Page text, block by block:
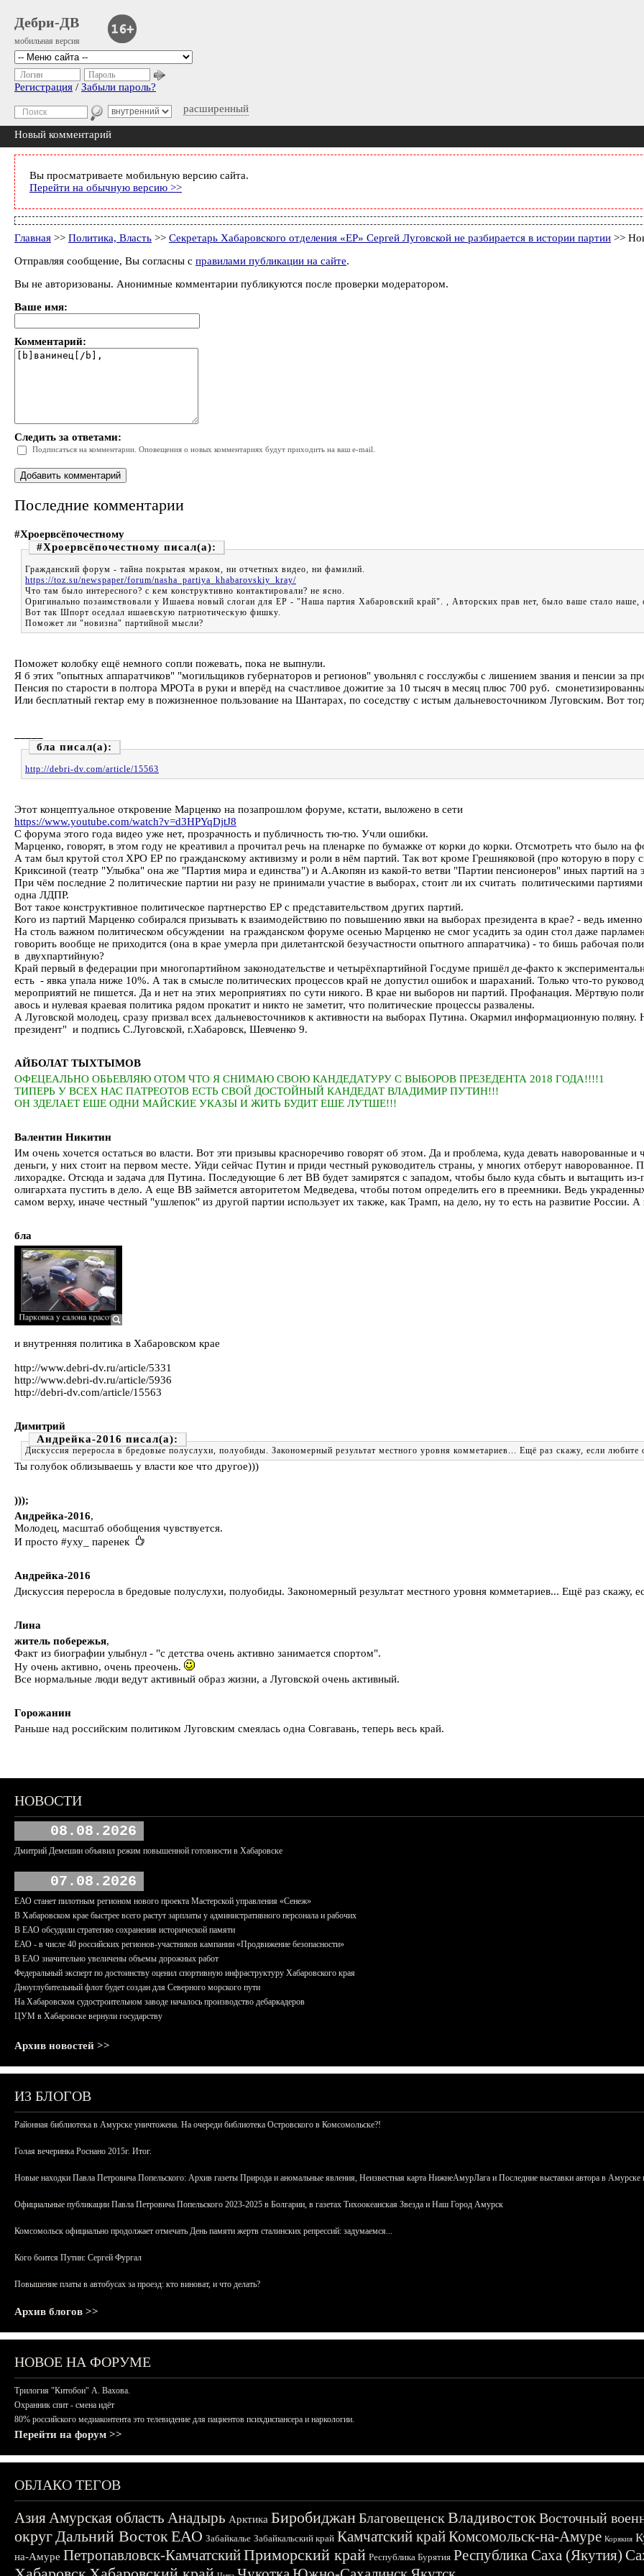
Дебри-ДВ
мобильная версия
расширенный
Логин Пароль
Регистрация / Забыли пароль?
Новый комментарий
Вы просматриваете мобильную версию сайта.
Перейти на обычную версию >>
Главная >> Политика, Власть >> Секретарь Хабаровского отделения «ЕР» Сергей Луговской не разбирается в истории партии >>
Отправляя сообщение, Вы согласны с правилами публикации на сайте.
Вы не авторизованы. Анонимные комментарии публикуются после проверки модератором.
Ваше имя:
Комментарий:
Следить за ответами:
Подписаться на комментарии. Оповещения о новых комментариях будут приходить на ваш e-mail.
Последние комментарии
#Хроервсёпочестному
#Хроервсёпочестному
Гражданский форум - тайна покрытая мраком, ни отчетных видео, ни фамилий.
https://toz.su/newspaper/forum/nasha_partiya_khabarovskiy_kray/
Что там было интересного? с кем конструктивно контактировали? не ясно.
Оригинально позаимствовали у Ишаева новый слоган для ЕР - "Наша партия Хабаровский край". , Авторских прав нет, было ваше стало наше,
Вот так Шпорт оседлал ишаевскую патриотическую фишку.
Поможет ли "новизна" партийной мысли?
Поможет колобку ещё немного сопли пожевать, пока не выпнули.
Я б этих "опытных аппаратчиков" "могильщиков губернаторов и регионов" увольнял с госслужбы с лишением звания и пенсии за
Пенсия по старости в полтора МРОТа в руки и вперёд на счастливое дожитие за 10 тысяч в месяц плюс 700 руб.
Или бесплатный гектар ему в пожизненное пользование на Шантарах, по соседству с истым дальневосточником Луговским. Вот
бла
http://debri-dv.com/article/15563
Этот концептуальное откровение Марценко на позапрошлом форуме, кстати, выложено в сети
https://www.youtube.com/watch?v=d3HPYqDjtJ8
С форума этого года видео уже нет, прозрачность и публичность тю-тю. Учли ошибки.
Марценко, говорят, в этом году не креативил а прочитал речь на пленарке по бумажке от корки до корки. Отсмотреть что было на
А там был крутой стол ХРО ЕР по гражданскому активизму и роли в нём партий. Так вот кроме Грешняковой (про которую в
Криксиной (театр "Улыбка" она же "Партия мира и единства") и А.Акопян из какой-то ветви "Партии пенсионеров" иных партий на
При чём последние 2 политические партии ни разу не принимали участие в выборах, стоит ли их считать политическими
одна ЛДПР.
Вот такое конструктивное политическое партнерство ЕР с представительством других партий.
Кого из партий Марценко собирался призывать к взаимодействию по повышению явки на выборах президента в крае? - ведь
На столь важном политическом обсуждении на гражданском форуме осенью Марценко не смог усадить за один стол даже
говорить вообще не приходится (она в крае умерла при дилетантской безучастности опытного аппаратчика) - то бишь рабочая
в двухпартийную?
Край первый в федерации при многопартийном законодательстве и четырёхпартийной Госдуме пришёл де-факто к
есть - явка упала ниже 10%. А так в смысле политических процессов край не допустил ошибок и шараханий. Только что-то
мероприятий не пишется. Да и нет на этих мероприятиях по сути никого. В крае ни выборов ни партий. Профанация. Мёртвую
авось и нулевая краевая политика рядом прокатит и никто не заметит, что политические процессы развалены.
А Луговской молодец, сразу призвал всех дальневосточников к активности на выборах Путина. Окармил информационную
президент" и подпись С.Луговской, г.Хабаровск, Шевченко 9.
АЙБОЛАТ ТЫХТЫМОВ
ОФЕЦЕАЛЬНО ОБЬЕВЛЯЮ ОТОМ ЧТО Я СНИМАЮ СВОЮ КАНДЕДАТУРУ С ВЫБОРОВ ПРЕЗЕДЕНТА 2018 ГОДА!!!!1
ТИПЕРЬ У ВСЕХ НАС ПАТРЕОТОВ ЕСТЬ СВОЙ ДОСТОЙНЫЙ КАНДЕДАТ ВЛАДИМИР ПУТИН!!!
ОН ЗДЕЛАЕТ ЕШЕ ОДНИ МАЙСКИЕ УКАЗЫ И ЖИТЬ БУДИТ ЕШЕ ЛУТШЕ!!!
Валентин Никитин
Им очень хочется остаться во власти. Вот эти призывы красноречиво говорят об этом. Да и проблема, куда девать наворованные
деньги, у них стоит на первом месте. Уйди сейчас Путин и приди честный руководитель страны, у многих отберут наворованное.
лихорадке. Отсюда и задача для Путина. Последующие 6 лет ВВ будет замирятся с западом, чтобы было куда сбыть и вытащить
олигархата пустить в дело. А еще ВВ займется авторитетом Медведева, чтобы потом определить его в преемники. Ведь
самом верху, иначе честный "ушлепок" из другой партии использует их также, как Трамп, на дело, ну то есть на развитие России. А
бла
и внутренняя политика в Хабаровском крае
http://www.debri-dv.ru/article/5331
http://www.debri-dv.ru/article/5936
http://debri-dv.com/article/15563
Димитрий
Андрейка-2016
Дискуссия переросла в бредовые полуслухи, полуобиды. Закономерный результат местного уровня комметариев... Ещё раз скажу, если любите
Ты голубок облизываешь у власти кое что другое)))
)));
Андрейка-2016,
Молодец, масштаб обобщения чувствуется.
И просто #уху_ паренек
Андрейка-2016
Дискуссия переросла в бредовые полуслухи, полуобиды. Закономерный результат местного уровня комметариев... Ещё раз скажу,
Лина
житель побережья,
Факт из биографии улыбнул - "с детства очень активно занимается спортом".
Ну очень активно, очень преочень.
Все нормальные люди ведут активный образ жизни, а Луговской очень активный.
Горожанин
Раньше над российским политиком Луговским смеялась одна Совгавань, теперь весь край.
НОВОСТИ
08.08.2026
Дмитрий Демешин объявил режим повышенной готовности в Хабаровске
07.08.2026
ЕАО станет пилотным регионом нового проекта Мастерской управления «Сенеж»
В Хабаровском крае быстрее всего растут зарплаты у административного персонала и рабочих
В ЕАО обсудили стратегию сохранения исторической памяти
ЕАО - в числе 40 российских регионов-участников кампании «Продвижение безопасности»
В ЕАО значительно увеличены объемы дорожных работ
Федеральный эксперт по достоинству оценил спортивную инфраструктуру Хабаровского края
Дноуглубительный флот будет создан для Северного морского пути
На Хабаровском судостроительном заводе началось производство дебаркадеров
ЦУМ в Хабаровске вернули государству
Архив новостей >>
ИЗ БЛОГОВ
Районная библиотека в Амурске уничтожена. На очереди библиотека Островского в Комсомольске?!
Голая вечеринка Роснано 2015г. Итог.
Новые находки Павла Петровича Попельского: Архив газеты Природа и аномальные явления, Неизвестная карта НижнеАмурЛага и Последние выставки автора в Амурске
Официальные публикации Павла Петровича Попельского 2023-2025 в Болгарии, в газетах Тихоокеанская Звезда и Наш Город Амурск
Комсомольск официально продолжает отмечать День памяти жертв сталинских репрессий: задумаемся...
Кого боится Путин: Сергей Фургал
Повышение платы в автобусах за проезд: кто виноват, и что делать?
Архив блогов >>
НОВОЕ НА ФОРУМЕ
Трилогия "Китобои" А. Вахова.
Охранник спит - смена идёт
80% российского медиаконтента это телевидение для пациентов психдиспансера и наркологии.
Перейти на форум >>
ОБЛАКО ТЕГОВ
АзияАмурская область Анадырь Арктика БиробиджанБлаговещенскВладивостокВосточный
округДальний ВостокЕАО Забайкалье Забайкальский край Камчатский крайКомсомольск-на-Амуре Корякия
на-Амуре Петропавловск-КамчатскийПриморский край Республика Бурятия Республика Саха (Якутия)